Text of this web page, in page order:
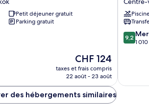
Petit déjeuner gratuit
Parking gratuit
Le
nouveau
prix
de
CHF 124
taxes et frais compris
22 août - 23 août
at
lebua
Centre-
ville
de
9.2
sur
9,2
1
des hébergements similaires